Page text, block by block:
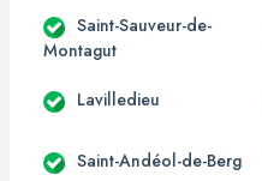
Saint-Sauveur-de-
Montagut
Lavilledieu
Saint-Andéol-de-Berg